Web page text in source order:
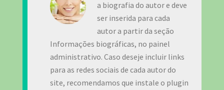
a biografia do autor e deve
ser inserida para cada
autor a partir da seção
Informações biográficas, no painel
administrativo. Caso deseje incluir links
para as redes sociais de cada autor do
site, recomendamos que instale o plugin